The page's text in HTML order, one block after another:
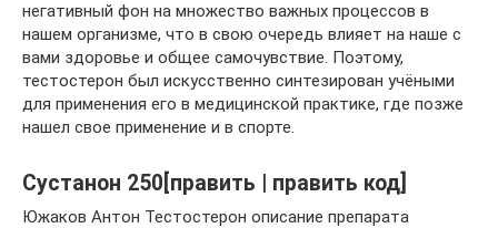
негативный фон на множество важных процессов в
нашем организме, что в свою очередь влияет на наше с
вами здоровье и общее самочувствие. Поэтому,
тестостерон был искусственно синтезирован учёными
для применения его в медицинской практике, где позже
нашел свое применение и в спорте.
Сустанон 250[править | править код]
Южаков Антон Тестостерон описание препарата